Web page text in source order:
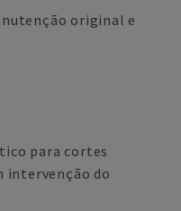
original e
para cortes
intervenção do